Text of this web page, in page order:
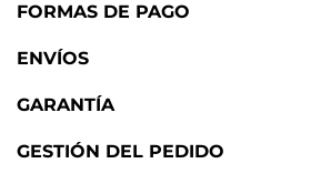
FORMAS DE PAGO
ENVÍOS
GARANTÍA
GESTIÓN DEL PEDIDO